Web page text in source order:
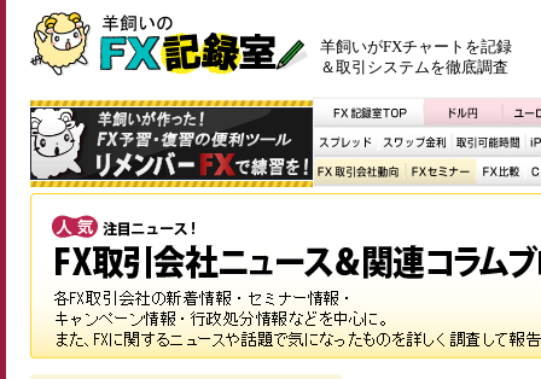
羊飼いがFXチャートを記録
＆取引システムを徹底調査